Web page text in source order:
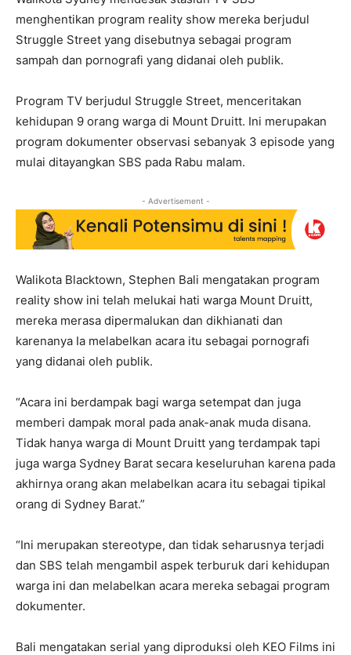
menghentikan program reality show mereka berjudul
Struggle Street yang disebutnya sebagai program
sampah dan pornografi yang didanai oleh publik.
Program TV berjudul Struggle Street, menceritakan
kehidupan 9 orang warga di Mount Druitt. Ini merupakan
program dokumenter observasi sebanyak 3 episode yang
mulai ditayangkan SBS pada Rabu malam.
- Advertisement -
Walikota Blacktown, Stephen Bali mengatakan program
reality show ini telah melukai hati warga Mount Druitt,
mereka merasa dipermalukan dan dikhianati dan
karenanya Ia melabelkan acara itu sebagai pornografi
yang didanai oleh publik.
“Acara ini berdampak bagi warga setempat dan juga
memberi dampak moral pada anak-anak muda disana.
Tidak hanya warga di Mount Druitt yang terdampak tapi
juga warga Sydney Barat secara keseluruhan karena pada
akhirnya orang akan melabelkan acara itu sebagai tipikal
orang di Sydney Barat.”
“Ini merupakan stereotype, dan tidak seharusnya terjadi
dan SBS telah mengambil aspek terburuk dari kehidupan
warga ini dan melabelkan acara mereka sebagai program
dokumenter.
Bali mengatakan serial yang diproduksi oleh KEO Films ini